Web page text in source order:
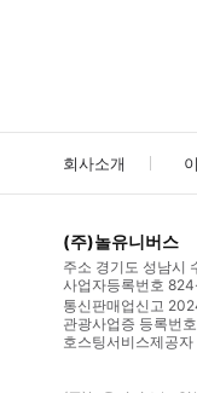
회사소개
(주)놀유니버스
주소 경기도 성남시
사업자등록번호
통신판매업신고
관광사업증 등록번
호스팅서비스제공